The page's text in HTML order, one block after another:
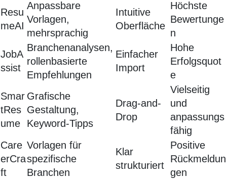
Resu
meAI
Anpassbare
Vorlagen,
mehrsprachig
Intuitive
Oberfläche
Höchste
Bewertunge
n
JobA
ssist
Branchenanalysen,
rollenbasierte
Empfehlungen
Einfacher
Import
Hohe
Erfolgsquot
e
Smar
tRes
ume
Grafische
Gestaltung,
Keyword-Tipps
Drag-and-
Drop
Vielseitig
und
anpassungs
fähig
Care
erCra
ft
Vorlagen für
spezifische
Branchen
Klar
strukturiert
Positive
Rückmeldun
gen